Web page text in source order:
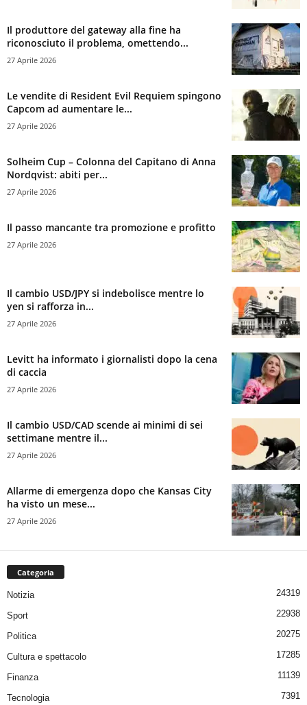
Il produttore del gateway alla fine ha
riconosciuto il problema, omettendo...
27 Aprile 2026
Le vendite di Resident Evil Requiem spingono
Capcom ad aumentare le...
27 Aprile 2026
Solheim Cup – Colonna del Capitano di Anna
Nordqvist: abiti per...
27 Aprile 2026
Il passo mancante tra promozione e profitto
27 Aprile 2026
Il cambio USD/JPY si indebolisce mentre lo
yen si rafforza in...
27 Aprile 2026
Levitt ha informato i giornalisti dopo la cena
di caccia
27 Aprile 2026
Il cambio USD/CAD scende ai minimi di sei
settimane mentre il...
27 Aprile 2026
Allarme di emergenza dopo che Kansas City
ha visto un mese...
27 Aprile 2026
Categoria
Notizia 24319
Sport 22938
Politica 20275
Cultura e spettacolo 17285
Finanza 11139
Tecnologia 7391